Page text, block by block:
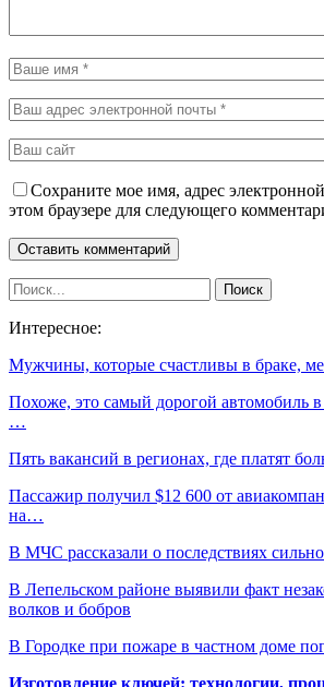
Сохраните мое имя, адрес
этом браузере для следующего
Интересное:
Мужчины, которые счастливы в браке,
Похоже, это самый дорогой автомобиль
…
Пять вакансий в регионах, где платят
Пассажир получил $12 600 от
на…
В МЧС рассказали о последствиях
В Лепельском районе выявили факт
волков и бобров
В Городке при пожаре в частном доме
Изготовление ключей: технологии,